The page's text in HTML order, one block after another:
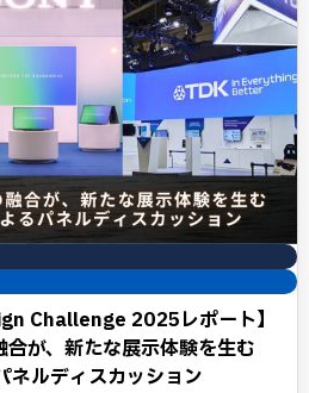
Challenge 2025レポート】
が、新たな展示体験を生む
ネルディスカッション